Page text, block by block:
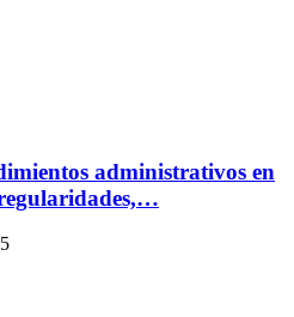
administrativos en